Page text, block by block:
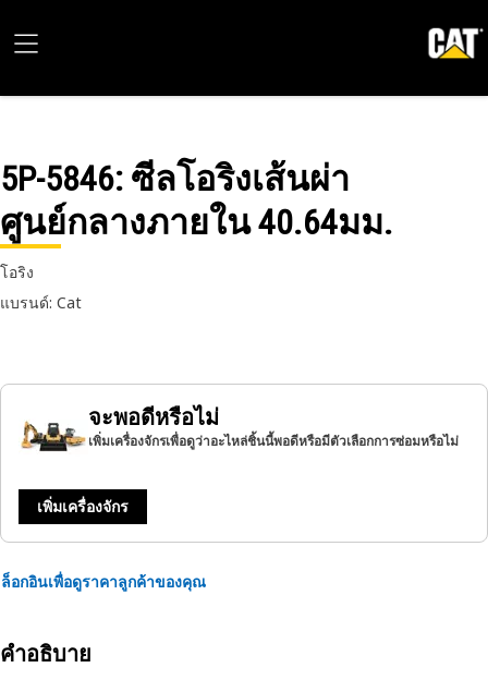
5P-5846: ซีลโอริงเส้นผ่า
ศูนย์กลางภายใน 40.64มม.
โอริง
แบรนด์: Cat
จะพอดีหรือไม่
เพิ่มเครื่องจักรเพื่อดูว่าอะไหล่ชิ้นนี้พอดีหรือมีตัวเลือกการซ่อมหรือไม่
เพิ่มเครื่องจักร
ล็อกอินเพื่อดูราคาลูกค้าของคุณ
คำอธิบาย